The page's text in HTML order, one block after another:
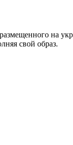
на
свой образ.